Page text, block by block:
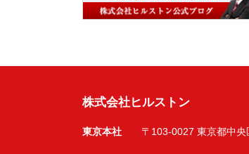
株式会社ヒルストン
東京本社 〒103-0027 東京都中